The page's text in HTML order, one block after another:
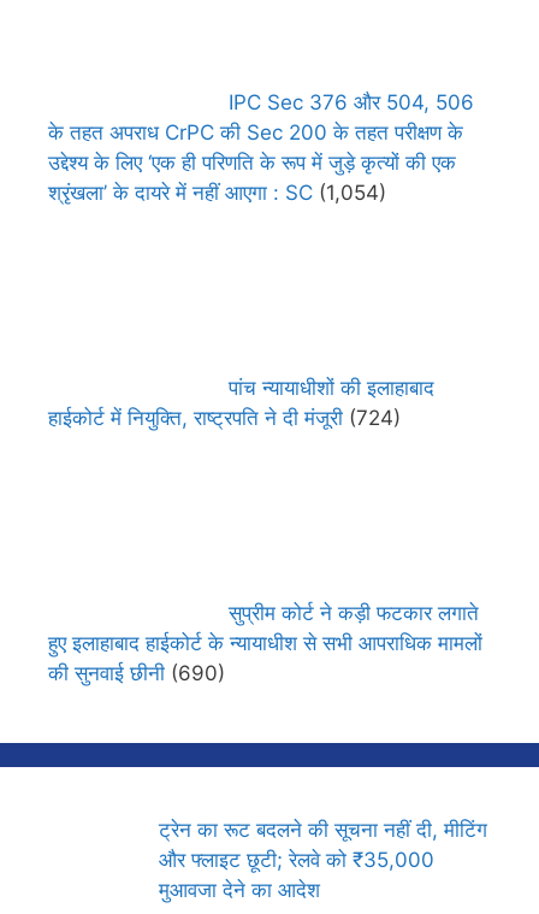
IPC Sec 376 और 504, 506
के तहत अपराध CrPC की Sec 200 के तहत परीक्षण के
उद्देश्य के लिए ‘एक ही परिणति के रूप में जुड़े कृत्यों की एक
श्रृंखला’ के दायरे में नहीं आएगा : SC (1,054)
पांच न्यायाधीशों की इलाहाबाद
हाईकोर्ट में नियुक्ति, राष्ट्रपति ने दी मंजूरी (724)
सुप्रीम कोर्ट ने कड़ी फटकार लगाते
हुए इलाहाबाद हाईकोर्ट के न्यायाधीश से सभी आपराधिक मामलों
की सुनवाई छीनी (690)
ट्रेन का रूट बदलने की सूचना नहीं दी, मीटिंग
और फ्लाइट छूटी; रेलवे को ₹35,000
मुआवजा देने का आदेश